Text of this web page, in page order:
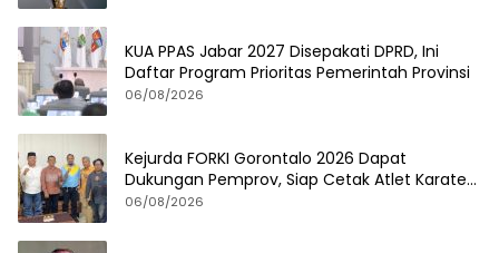
KUA PPAS Jabar 2027 Disepakati DPRD, Ini
Daftar Program Prioritas Pemerintah Provinsi
06/08/2026
Kejurda FORKI Gorontalo 2026 Dapat
Dukungan Pemprov, Siap Cetak Atlet Karate
Berprestasi
06/08/2026